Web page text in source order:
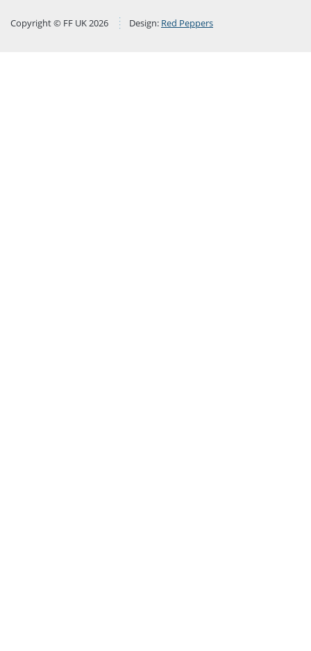
Copyright © FF UK 2026 Design: Red Peppers